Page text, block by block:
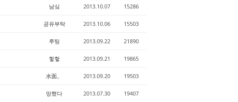
남싴 2013.10.07 15286
공유부탁 2013.10.06 15503
루팅 2013.09.22 21890
헣헣 2013.09.21 19865
水面。 2013.09.20 19503
망했다 2013.07.30 19407